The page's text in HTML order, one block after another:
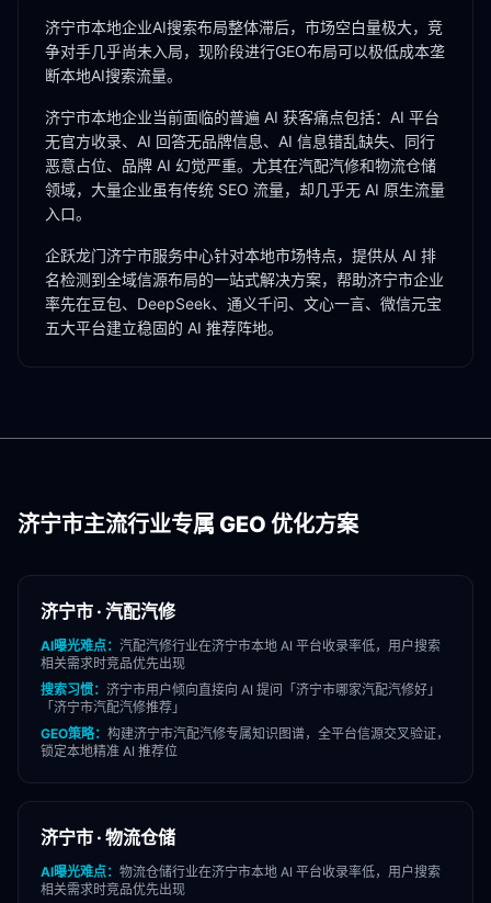
济宁市本地企业AI搜索布局整体滞后，市场空白量极大，竞
争对手几乎尚未入局，现阶段进行GEO布局可以极低成本垄
断本地AI搜索流量。
济宁市本地企业当前面临的普遍 AI 获客痛点包括：AI 平台
无官方收录、AI 回答无品牌信息、AI 信息错乱缺失、同行
恶意占位、品牌 AI 幻觉严重。尤其在汽配汽修和物流仓储
领域，大量企业虽有传统 SEO 流量，却几乎无 AI 原生流量
入口。
企跃龙门济宁市服务中心针对本地市场特点，提供从 AI 排
名检测到全域信源布局的一站式解决方案，帮助济宁市企业
率先在豆包、DeepSeek、通义千问、文心一言、微信元宝
五大平台建立稳固的 AI 推荐阵地。
济宁市主流行业专属 GEO 优化方案
济宁市 · 汽配汽修
AI曝光难点： 汽配汽修行业在济宁市本地 AI 平台收录率低，用户搜索
相关需求时竞品优先出现
搜索习惯： 济宁市用户倾向直接向 AI 提问「 济宁市哪家汽配汽修好」
「 济宁市汽配汽修推荐」
GEO策略： 构建济宁市汽配汽修专属知识图谱，全平台信源交叉验证，
锁定本地精准 AI 推荐位
济宁市 · 物流仓储
AI曝光难点： 物流仓储行业在济宁市本地 AI 平台收录率低，用户搜索
相关需求时竞品优先出现